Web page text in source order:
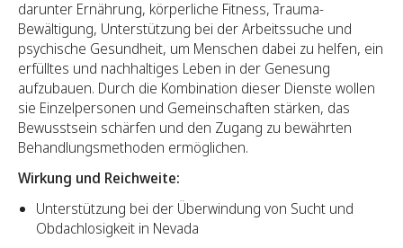
darunter Ernährung, körperliche Fitness, Trauma-
Bewältigung, Unterstützung bei der Arbeitssuche und
psychische Gesundheit, um Menschen dabei zu helfen, ein
erfülltes und nachhaltiges Leben in der Genesung
aufzubauen. Durch die Kombination dieser Dienste wollen
sie Einzelpersonen und Gemeinschaften stärken, das
Bewusstsein schärfen und den Zugang zu bewährten
Behandlungsmethoden ermöglichen.
Wirkung und Reichweite:
Unterstützung bei der Überwindung von Sucht und
Obdachlosigkeit in Nevada